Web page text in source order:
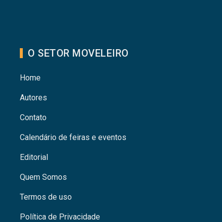
O SETOR MOVELEIRO
Home
Autores
Contato
Calendário de feiras e eventos
Editorial
Quem Somos
Termos de uso
Política de Privacidade